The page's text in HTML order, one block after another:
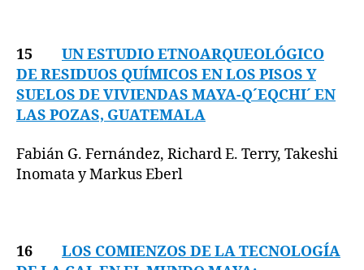
15 UN ESTUDIO ETNOARQUEOLÓGICO
DE RESIDUOS QUÍMICOS EN LOS PISOS Y
SUELOS DE VIVIENDAS MAYA-Q´EQCHI´ EN
LAS POZAS, GUATEMALA
Fabián G. Fernández, Richard E. Terry, Takeshi
Inomata y Markus Eberl
16 LOS COMIENZOS DE LA TECNOLOGÍA